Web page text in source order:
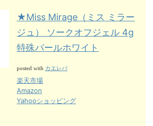
★Miss Mirage（ミス ミラー
ジュ） ソークオフジェル 4g
特殊パールホワイト
posted with カエレバ
楽天市場
Amazon
Yahooショッピング